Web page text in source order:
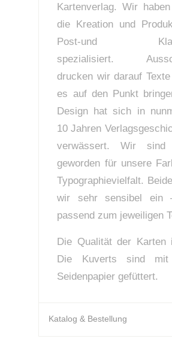
Kartenverlag. Wir
die Kreation und
Post-und
spezialisiert.
drucken wir darauf
es auf den Punkt
Design hat sich in
10 Jahren
verwässert. Wir sind
geworden für unsere
Typographievielfalt.
wir sehr sensibel ein
passend zum jeweiligen
Die Qualität der Karten
Die Kuverts sind mit
Seidenpapier gefüttert.
Katalog & Bestellung